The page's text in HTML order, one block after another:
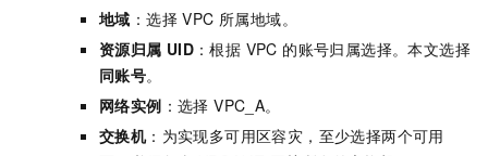
地域 ：选择 VPC 所属地域。
资源归属 UID ：根据 VPC 的账号归属选择。本文选择
同账号。
网络实例 ：选择 VPC_A。
交换机：为实现多可用区容灾，至少选择两个可用